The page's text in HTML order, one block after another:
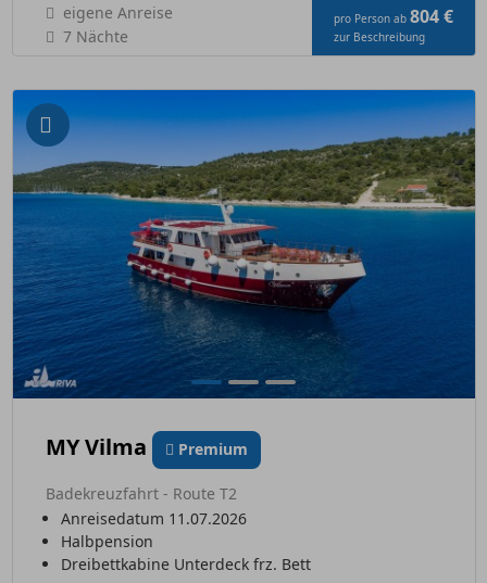
eigene Anreise
7 Nächte
pro Person ab 804 €
zur Beschreibung
MY Vilma Premium
Badekreuzfahrt - Route T2
Anreisedatum 11.07.2026
Halbpension
Dreibettkabine Unterdeck frz. Bett